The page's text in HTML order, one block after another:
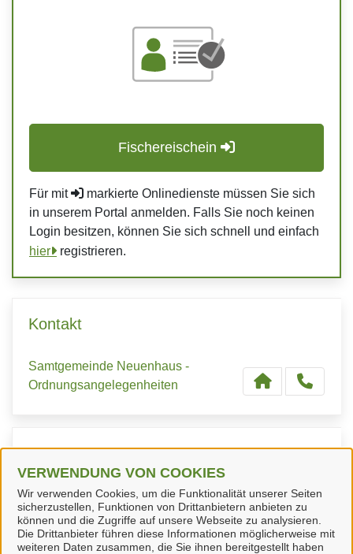
VERWENDUNG VON COOKIES
Wir verwenden Cookies, um die Funktionalität unserer Seiten
sicherzustellen, Funktionen von Drittanbietern anbieten zu
können und die Zugriffe auf unsere Webseite zu analysieren.
Die Drittanbieter führen diese Informationen möglicherweise mit
weiteren Daten zusammen, die Sie ihnen bereitgestellt haben
Fischereischein
Für mit
markierte Onlinedienste müssen Sie sich
in unserem Portal anmelden. Falls Sie noch keinen
Login besitzen, können Sie sich schnell und einfach
hier
registrieren.
Kontakt
Samtgemeinde Neuenhaus -
Ordnungsangelegenheiten
Kontaktpersonen
Herr P. Oldekamp